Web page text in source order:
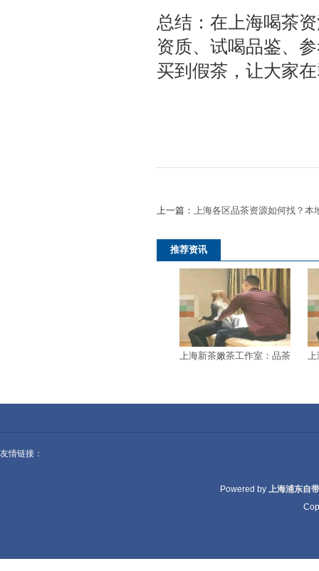
总结：在上海喝茶
资质、试喝品鉴、
买到假茶，让大家
上一篇： 上海各区品茶资源如何找？本
推荐资讯
上海新茶嫩茶工作室：品茶
上
友情链接：
Powered by 上海浦东自